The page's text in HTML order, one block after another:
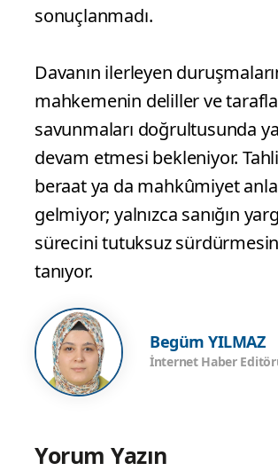
sonuçlanmadı.
Davanın ilerleyen
mahkemenin deliller ve
savunmaları doğrultusunda
devam etmesi bekleniyor.
beraat ya da mahkûmiyet
gelmiyor; yalnızca sanığın
sürecini tutuksuz
tanıyor.
Begüm YILMAZ
İnternet Haber
Yorum Yazın